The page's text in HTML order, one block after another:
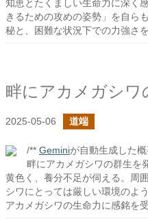
知恵とたくましい生命力に深く
きるための攻めの姿勢」を自ら
秘と、困難な状況下での力強さ
畔にアカメガシワ
2025-05-06 道端
/** Geminiが自動生成した
畔にアカメガシワの群生を
黄色く、養分不足が伺える。周
シワにとっては厳しい環境のよ
アカメガシワの生命力に感銘を受